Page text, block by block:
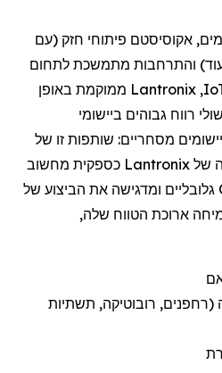
, אקוסיסטם פיתוחי חזק (עם
והתרחבות מתמשכת לתחום
,
Lantronix ממוקמת באופן
רווח גבוהים ביישומי
ם מסחריים: שותפות זו של
של Lantronix כספקית מחשוב
AI מהימנה עבור יצרני OEM גלובליים ומדגישה את הביצוע של
ארוכת הטווח שלה,
(רחפנים, רובוטיקה, תשתיות